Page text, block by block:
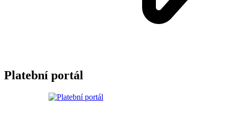
Platební portál